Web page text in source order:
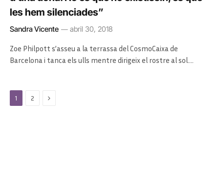
les hem silenciades”
Sandra Vicente abril 30, 2018
Zoe Philpott s’asseu a la terrassa del CosmoCaixa de
Barcelona i tanca els ulls mentre dirigeix el rostre al sol.…
1 2 Next